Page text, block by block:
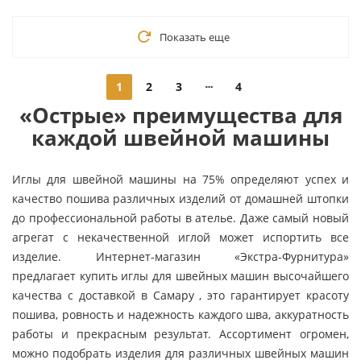
Показать еще
1 2 3 4
«Острые» преимущества для
каждой швейной машины
Иглы для швейной машины на 75% определяют успех и
качество пошива различных изделий от домашней штопки
до профессиональной работы в ателье. Даже самый новый
агрегат с некачественной иглой может испортить все
изделие. Интернет-магазин «Экстра-Фурнитура»
предлагает купить иглы для швейных машин высочайшего
качества с доставкой в Самару , это гарантирует красоту
пошива, ровность и надежность каждого шва, аккуратность
работы и прекрасным результат. Ассортимент огромен,
можно подобрать изделия для различных швейных машин